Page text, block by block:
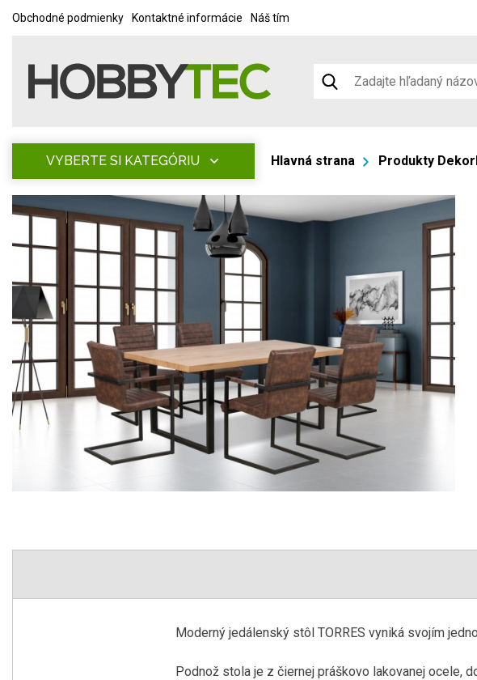
Obchodné podmienky Kontaktné informácie Náš tím
VYBERTE SI KATEGÓRIU Hlavná strana Produkty
Moderný jedálenský stôl TORRES vyniká svojím
Podnož stola je z čiernej práškovo lakovanej ocele,